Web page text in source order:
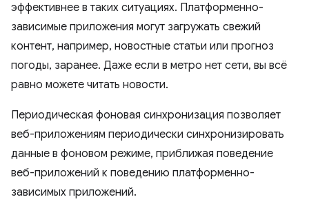
эффективнее в таких ситуациях. Платформенно-
зависимые приложения могут загружать свежий
контент, например, новостные статьи или прогноз
погоды, заранее. Даже если в метро нет сети, вы всё
равно можете читать новости.
Периодическая фоновая синхронизация позволяет
веб-приложениям периодически синхронизировать
данные в фоновом режиме, приближая поведение
веб-приложений к поведению платформенно-
зависимых приложений.